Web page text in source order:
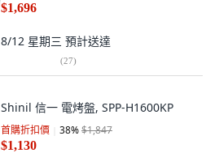
$1,696
8/12 星期三 預計送達
(27)
Shinil 信一 電烤盤, SPP-H1600KP
首購折扣價 38%$1,847
$1,130